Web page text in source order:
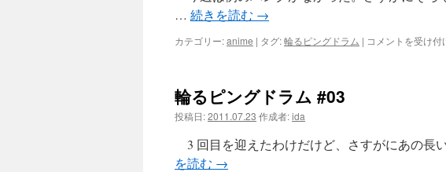
#24(final
… 続きを読む →
カテゴリー:anime | タグ:輪るピングドラム | 輪
ム
#04
コメントを受け付
輪るピングドラム #03
投稿日:2011.07.23 作成者:ida
3 回目を迎えたわけだけど、さすがにあの長
を読む →